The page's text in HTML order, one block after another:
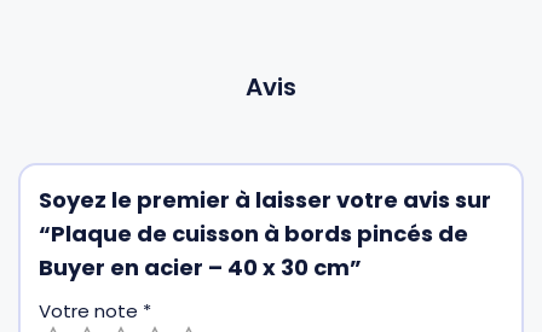
Avis
Soyez le premier à laisser votre avis sur
“Plaque de cuisson à bords pincés de
Buyer en acier – 40 x 30 cm”
Votre note *